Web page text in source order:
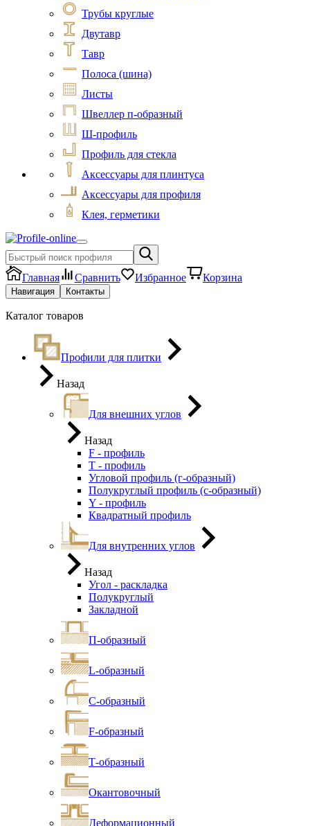
Трубы круглые
Двутавр
Тавр
Полоса (шина)
Листы
Швеллер п-образный
Ш-профиль
Профиль для стекла
Аксессуары для плинтуса
Аксессуары для профиля
Клея, герметики
Главная Сравнить Избранное Корзина
Навигация Контакты
Каталог товаров
Профили для плитки
Назад
Для внешних углов
Назад
F - профиль
Т - профиль
Угловой профиль (г-образный)
Полукруглый профиль (с-образный)
Y - профиль
Квадратный профиль
Для внутренних углов
Назад
Угол - раскладка
Полукруглый
Закладной
П-образный
L-образный
С-образный
F-образный
Т-образный
Окантовочный
Деформационный